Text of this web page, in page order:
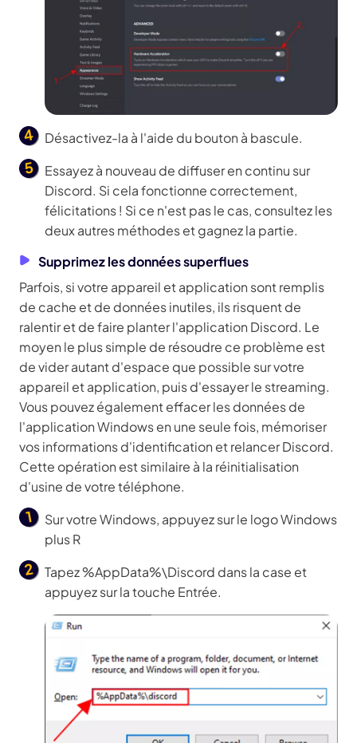
Désactivez-la à l'aide du bouton à bascule.
Essayez à nouveau de diffuser en continu sur
Discord. Si cela fonctionne correctement,
félicitations ! Si ce n'est pas le cas, consultez les
deux autres méthodes et gagnez la partie.
Supprimez les données superflues
Parfois, si votre appareil et application sont remplis
de cache et de données inutiles, ils risquent de
ralentir et de faire planter l'application Discord. Le
moyen le plus simple de résoudre ce problème est
de vider autant d'espace que possible sur votre
appareil et application, puis d'essayer le streaming.
Vous pouvez également effacer les données de
l'application Windows en une seule fois, mémoriser
vos informations d'identification et relancer Discord.
Cette opération est similaire à la réinitialisation
d'usine de votre téléphone.
Sur votre Windows, appuyez sur le logo Windows
plus R
Tapez %AppData%\Discord dans la case et
appuyez sur la touche Entrée.